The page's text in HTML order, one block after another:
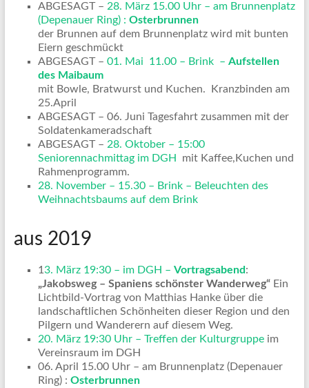
ABGESAGT – 28. März 15.00 Uhr – am Brunnenplatz
(Depenauer Ring) : Osterbrunnen
der Brunnen auf dem Brunnenplatz wird mit bunten
Eiern geschmückt
ABGESAGT – 01. Mai 11.00 – Brink – Aufstellen
des Maibaum
mit Bowle, Bratwurst und Kuchen. Kranzbinden am
25.April
ABGESAGT – 06. Juni Tagesfahrt zusammen mit der
Soldatenkameradschaft
ABGESAGT – 28. Oktober – 15:00
Seniorennachmittag im DGH
mit Kaffee,Kuchen und
Rahmenprogramm.
28. November – 15.30 – Brink – Beleuchten des
Weihnachtsbaums auf dem Brink
aus 2019
1 3. März 19:30 – im DGH – Vortragsabend:
„Jakobsweg – Spaniens schönster Wanderweg“ Ein
Lichtbild-Vortrag von Matthias Hanke über die
landschaftlichen Schönheiten dieser Region und den
Pilgern und Wanderern auf diesem Weg.
20. März 19:30 Uhr – Treffen der Kulturgruppeim
Vereinsraum im DGH
06. April 15.00 Uhr – am Brunnenplatz (Depenauer
Ring) : Osterbrunnen